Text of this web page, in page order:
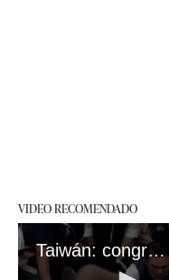
VIDEO RECOMENDADO
Taiwán: congresistas protagonizan violenta pelea en Parlamento